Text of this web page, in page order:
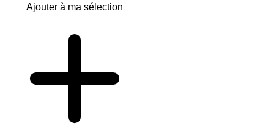
Ajouter à ma sélection